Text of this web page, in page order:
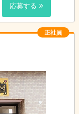
応募する
正社員